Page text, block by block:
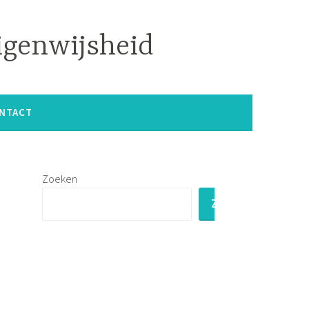
Zoeken
ZOEKEN